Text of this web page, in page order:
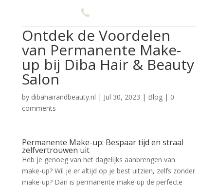

Ontdek de Voordelen
van Permanente Make-
up bij Diba Hair & Beauty
Salon
by dibahairandbeauty.nl | Jul 30, 2023 | Blog| 0
comments
Permanente Make-up: Bespaar tijd en straal
zelfvertrouwen uit
Heb je genoeg van het dagelijks aanbrengen van
make-up? Wil je er altijd op je best uitzien, zelfs zonder
make-up? Dan is permanente make-up de perfecte